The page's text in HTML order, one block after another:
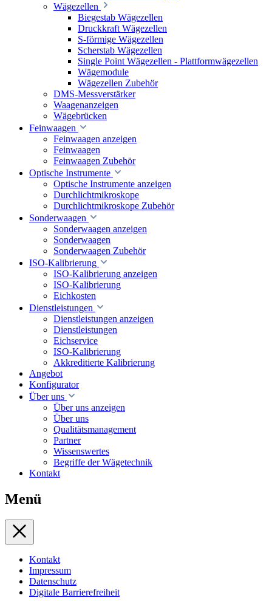
Wägezellen
Biegestab Wägezellen
Druckkraft Wägezellen
S-förmige Wägezellen
Scherstab Wägezellen
Single Point Wägezellen - Plattformwägezellen
Wägemodule
Wägezellen Zubehör
DMS-Messverstärker
Waagenanzeigen
Wägebrücken
Feinwaagen
Feinwaagen anzeigen
Feinwaagen
Feinwaagen Zubehör
Optische Instrumente
Optische Instrumente anzeigen
Durchlichtmikroskope
Durchlichtmikroskope Zubehör
Sonderwaagen
Sonderwaagen anzeigen
Sonderwaagen
Sonderwaagen Zubehör
ISO-Kalibrierung
ISO-Kalibrierung anzeigen
ISO-Kalibrierung
Eichkosten
Dienstleistungen
Dienstleistungen anzeigen
Dienstleistungen
Eichservice
ISO-Kalibrierung
Akkreditierte Kalibrierung
Angebot
Konfigurator
Über uns
Über uns anzeigen
Über uns
Qualitätsmanagement
Partner
Wissenswertes
Begriffe der Wägetechnik
Kontakt
Menü
Kontakt
Impressum
Datenschutz
Digitale Barrierefreiheit